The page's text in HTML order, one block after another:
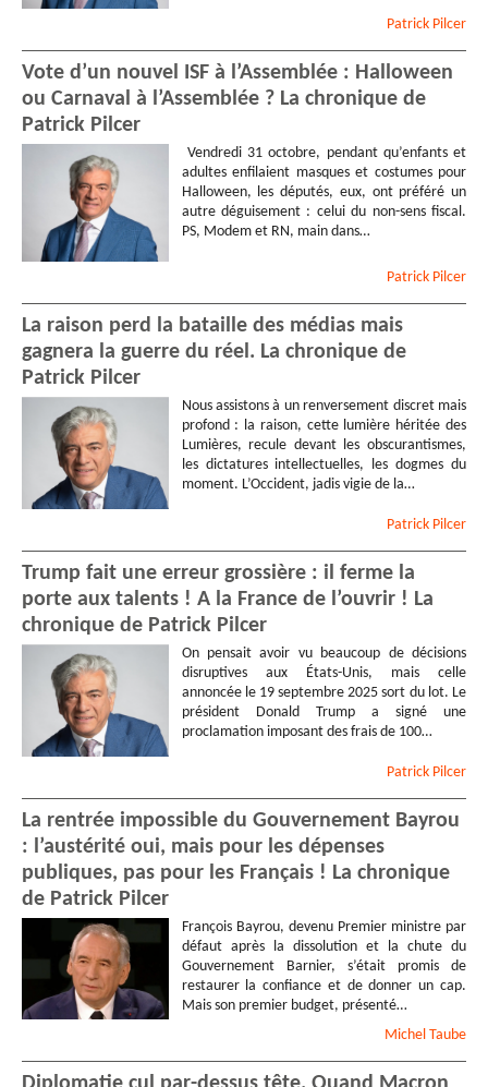
Patrick Pilcer
Vote d’un nouvel ISF à l’Assemblée : Halloween
ou Carnaval à l’Assemblée ? La chronique de
Patrick Pilcer
Vendredi 31 octobre, pendant qu’enfants et
adultes enfilaient masques et costumes pour
Halloween, les députés, eux, ont préféré un
autre déguisement : celui du non-sens fiscal.
PS, Modem et RN, main dans…
Patrick Pilcer
La raison perd la bataille des médias mais
gagnera la guerre du réel. La chronique de
Patrick Pilcer
Nous assistons à un renversement discret mais
profond : la raison, cette lumière héritée des
Lumières, recule devant les obscurantismes,
les dictatures intellectuelles, les dogmes du
moment. L’Occident, jadis vigie de la…
Patrick Pilcer
Trump fait une erreur grossière : il ferme la
porte aux talents ! A la France de l’ouvrir ! La
chronique de Patrick Pilcer
On pensait avoir vu beaucoup de décisions
disruptives aux États-Unis, mais celle
annoncée le 19 septembre 2025 sort du lot. Le
président Donald Trump a signé une
proclamation imposant des frais de 100…
Patrick Pilcer
La rentrée impossible du Gouvernement Bayrou
: l’austérité oui, mais pour les dépenses
publiques, pas pour les Français ! La chronique
de Patrick Pilcer
François Bayrou, devenu Premier ministre par
défaut après la dissolution et la chute du
Gouvernement Barnier, s’était promis de
restaurer la confiance et de donner un cap.
Mais son premier budget, présenté…
Michel Taube